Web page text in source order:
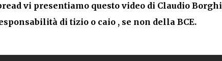
vi presentiamo questo video di Claudio Borghi
di tizio o caio , se non della BCE.